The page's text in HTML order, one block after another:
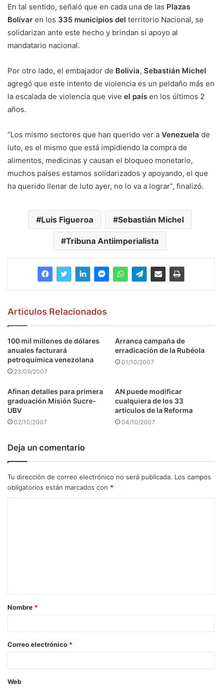
En tal sentido, señaló que en cada una de las Plazas
Bolívar en los 335 municipios del territorio Nacional, se
solidarizan ante este hecho y brindan si apoyo al
mandatario nacional.
Por otro lado, el embajador de Bolivia, Sebastián Michel
agregó que este intento de violencia es un peldaño más en
la escalada de violencia que vive el país en los últimos 2
años.
“Los mismo sectores que han querido ver a Venezuela de
luto, es el mismo que está impidiendo la compra de
alimentos, medicinas y causan el bloqueo monetario,
muchos países estamos solidarizados y apoyando, el que
ha querido llenar de luto ayer, no lo va a lograr”, finalizó.
Luis Figueroa Sebastián Michel
Tribuna Antiimperialista
Articulos Relacionados
100 mil millones de dólares
anuales facturará
petroquímica venezolana
23/09/2007
Arranca campaña de
erradicación de la Rubéola
01/10/2007
Afinan detalles para primera
graduación Misión Sucre-
UBV
02/10/2007
AN puede modificar
cualquiera de los 33
artículos de la Reforma
04/10/2007
Deja un comentario
Tu dirección de correo electrónico no será publicada. Los campos
obligatorios están marcados con *
a
r
*
Nombre *
Correo electrónico *
Web